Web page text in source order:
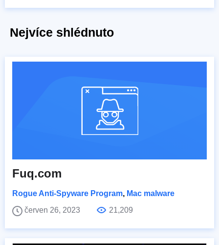
Nejvíce shlédnuto
Fuq.com
Rogue Anti-Spyware Program, Mac malware
červen 26, 2023
21,209